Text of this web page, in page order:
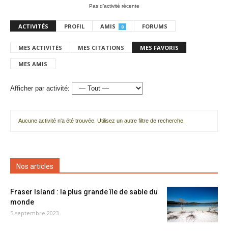
Pas d’activité récente
ACTIVITÉS PROFIL AMIS 0 FORUMS
MES ACTIVITÉS MES CITATIONS MES FAVORIS
MES AMIS
Afficher par activité:
Aucune activité n'a été trouvée. Utilisez un autre filtre de recherche.
Nos articles
Fraser Island : la plus grande île de sable du
monde
5 septembre 2023